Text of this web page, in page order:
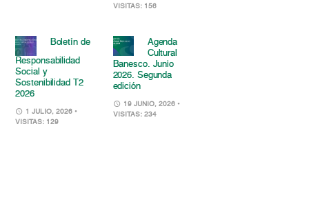
VISITAS: 156
Boletín de
Responsabilidad
Social y
Sostenibilidad T2
2026
1 JULIO, 2026 •
VISITAS: 129
Agenda
Cultural
Banesco. Junio
2026. Segunda
edición
19 JUNIO, 2026 •
VISITAS: 234